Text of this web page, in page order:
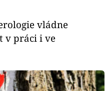
vládne
v práci i ve